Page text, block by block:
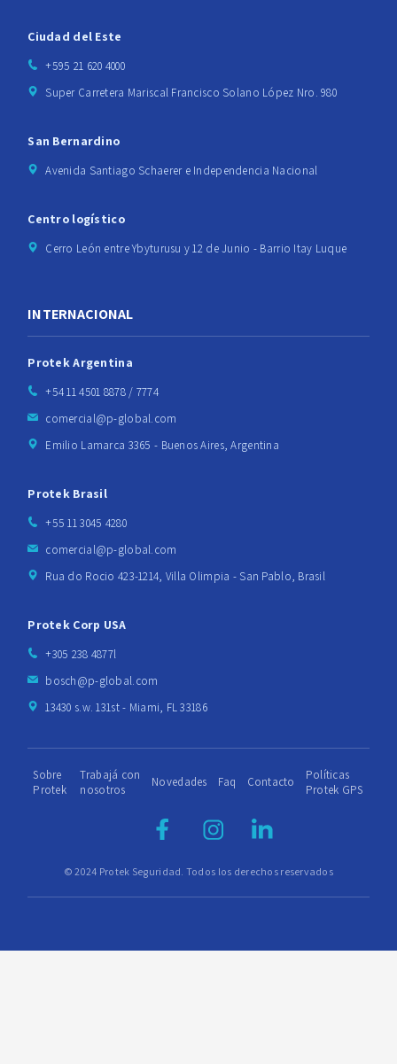
Ciudad del Este
+595 21 620 4000
Super Carretera Mariscal Francisco Solano López Nro. 980
San Bernardino
Avenida Santiago Schaerer e Independencia Nacional
Centro logístico
Cerro León entre Ybyturusu y 12 de Junio - Barrio Itay Luque
INTERNACIONAL
Protek Argentina
+54 11 4501 8878 / 7774
comercial@p-global.com
Emilio Lamarca 3365 - Buenos Aires, Argentina
Protek Brasil
+55 11 3045 4280
comercial@p-global.com
Rua do Rocio 423-1214, Villa Olimpia - San Pablo, Brasil
Protek Corp USA
+305 238 4877l
bosch@p-global.com
13430 s.w. 131st - Miami, FL 33186
© 2024 Protek Seguridad. Todos los derechos reservados
Sobre
Protek
Trabajá con
nosotros
Novedades Faq Contacto
Políticas
Protek GPS